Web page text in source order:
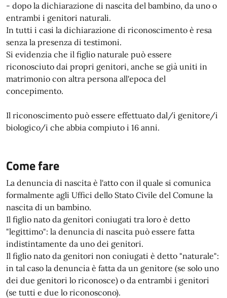
- dopo la dichiarazione di nascita del bambino, da uno o
entrambi i genitori naturali.
In tutti i casi la dichiarazione di riconoscimento è resa
senza la presenza di testimoni.
Si evidenzia che il figlio naturale può essere
riconosciuto dai propri genitori, anche se già uniti in
matrimonio con altra persona all'epoca del
concepimento.
Il riconoscimento può essere effettuato dal/i genitore/i
biologico/i che abbia compiuto i 16 anni.
Come fare
La denuncia di nascita è l'atto con il quale si comunica
formalmente agli Uffici dello Stato Civile del Comune la
nascita di un bambino.
Il figlio nato da genitori coniugati tra loro è detto
"legittimo": la denuncia di nascita può essere fatta
indistintamente da uno dei genitori.
Il figlio nato da genitori non coniugati è detto "naturale":
in tal caso la denuncia è fatta da un genitore (se solo uno
dei due genitori lo riconosce) o da entrambi i genitori
(se tutti e due lo riconoscono).